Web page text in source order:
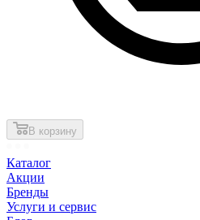
В корзину
Каталог
Акции
Бренды
Услуги и сервис